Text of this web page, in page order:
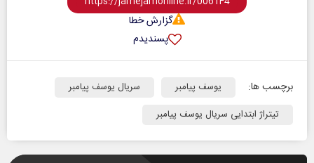
گزارش خطا
پسندیدم
برچسب ها: یوسف پیامبر
سریال یوسف پیامبر
تیتراژ ابتدایی سریال یوسف پیامبر